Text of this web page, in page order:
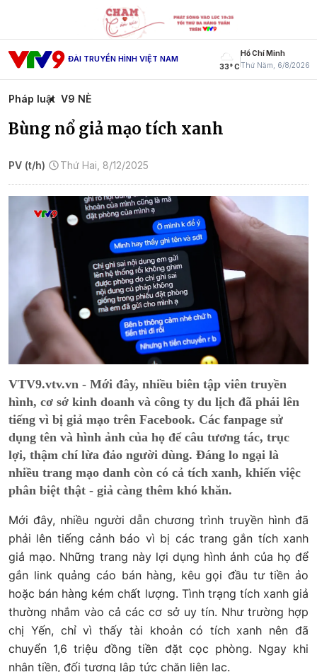
ĐÀI TRUYỀN HÌNH VIỆT NAM
33° C
Hồ Chí Minh
Thứ Năm, 6/8/2026
Pháp luật V9 NÈ
Bùng nổ giả mạo tích xanh
PV (t/h) Thứ Hai, 8/12/2025
VTV9.vtv.vn - Mới đây, nhiều biên tập viên truyền
hình, cơ sở kinh doanh và công ty du lịch đã phải lên
tiếng vì bị giả mạo trên Facebook. Các fanpage sử
dụng tên và hình ảnh của họ để câu tương tác, trục
lợi, thậm chí lừa đảo người dùng. Đáng lo ngại là
nhiều trang mạo danh còn có cả tích xanh, khiến việc
phân biệt thật - giả càng thêm khó khăn.
Mới đây, nhiều người dẫn chương trình truyền hình đã
phải lên tiếng cảnh báo vì bị các trang gắn tích xanh
giả mạo. Những trang này lợi dụng hình ảnh của họ để
gắn link quảng cáo bán hàng, kêu gọi đầu tư tiền ảo
hoặc bán hàng kém chất lượng. Tình trạng tích xanh giả
thường nhắm vào cả các cơ sở uy tín. Như trường hợp
chị Yến, chỉ vì thấy tài khoản có tích xanh nên đã
chuyển 1,6 triệu đồng tiền đặt cọc phòng. Ngay khi
nhận tiền, đối tượng lập tức chặn liên lạc.